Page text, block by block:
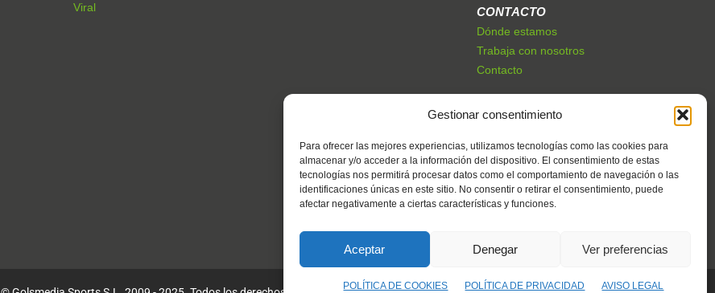
Gestionar consentimiento
Para ofrecer las mejores experiencias, utilizamos tecnologías como las cookies para
almacenar y/o acceder a la información del dispositivo. El consentimiento de estas
tecnologías nos permitirá procesar datos como el comportamiento de navegación o las
identificaciones únicas en este sitio. No consentir o retirar el consentimiento, puede
afectar negativamente a ciertas características y funciones.
Aceptar Denegar Ver preferencias
POLÍTICA DE COOKIES POLÍTICA DE PRIVACIDAD AVISO LEGAL
Viral
CONTACTO
Dónde estamos
Trabaja con nosotros
Contacto